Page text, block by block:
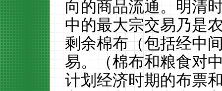
向的商品流通。明清
中的最大宗交易乃是
剩余棉布（包括经中
易。（棉布和粮食对
计划经济时期的布票